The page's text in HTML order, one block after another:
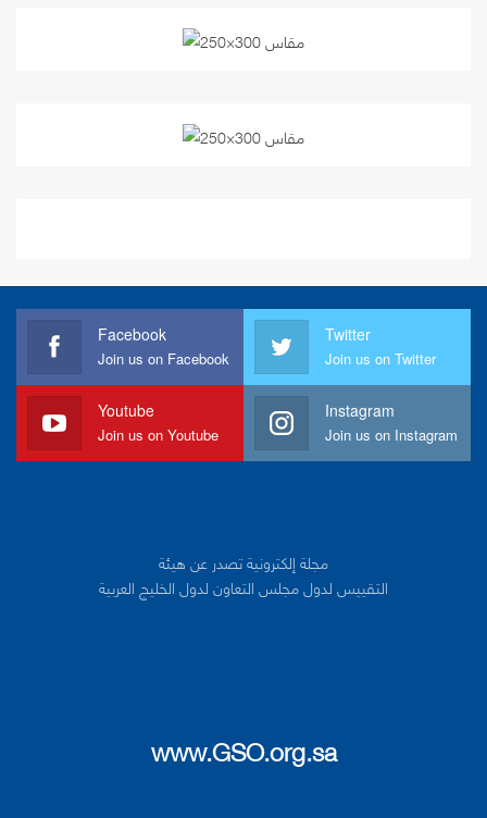
Facebook
Join us on Facebook
Twitter
Join us on Twitter
Youtube
Join us on Youtube
Instagram
Join us on Instagram
مجلة إلكترونية تصدر عن هيئة
التقييس لدول مجلس التعاون لدول الخليج العربية
www.GSO.org.sa